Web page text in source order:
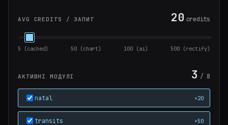
AVG CREDITS / ЗАПИТ 20 credits
5 (cached) 50 (chart) 100 (ai) 500 (rectify)
АКТИВНІ МОДУЛІ 3 / 8
natal ×20
transits ×50